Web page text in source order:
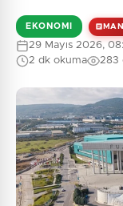
EKONOMI
29 Mayıs 2026,
2 dk okuma 283